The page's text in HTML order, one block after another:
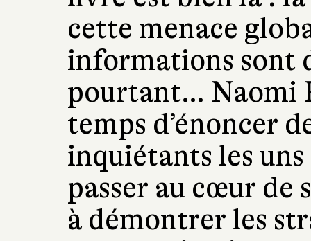
cette menace
informations sont
pourtant… Naomi
temps d’énoncer
inquiétants les
passer au cœur de
à démontrer les